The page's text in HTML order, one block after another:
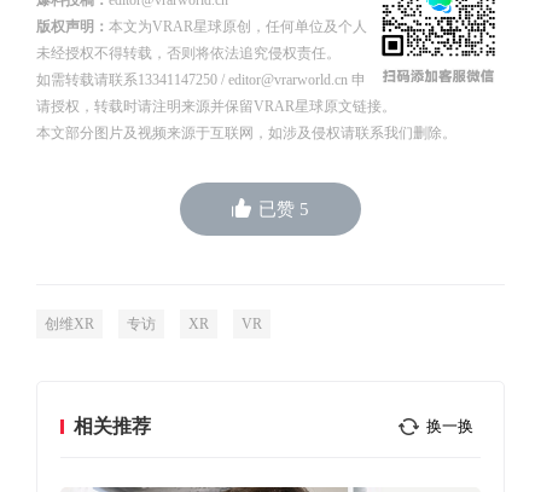
版权声明： 本文为VRAR星球原创，任何单位及个人
未经授权不得转载，否则将依法追究侵权责任。
如需转载请联系13341147250 / editor@vrarworld.cn 申
请授权，转载时请注明来源并保留VRAR星球原文链接。
本文部分图片及视频来源于互联网，如涉及侵权请联系我们删除。
已赞 5
创维XR 专访 XR VR
相关推荐 换一换